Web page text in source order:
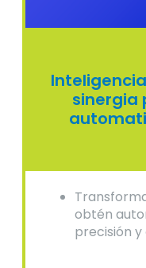
sinergia
obtén
precisión